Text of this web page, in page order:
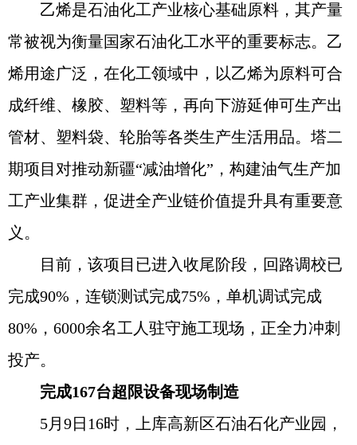
乙烯是石油化工产业核心基础原料，其产量
常被视为衡量国家石油化工水平的重要标志。乙
烯用途广泛，在化工领域中，以乙烯为原料可合
成纤维、橡胶、塑料等，再向下游延伸可生产出
管材、塑料袋、轮胎等各类生产生活用品。塔二
期项目对推动新疆“减油增化”，构建油气生产加
工产业集群，促进全产业链价值提升具有重要意
义。
目前，该项目已进入收尾阶段，回路调校已
完成90%，连锁测试完成75%，单机调试完成
80%，6000余名工人驻守施工现场，正全力冲刺
投产。
完成167台超限设备现场制造
5月9日16时，上库高新区石油石化产业园，